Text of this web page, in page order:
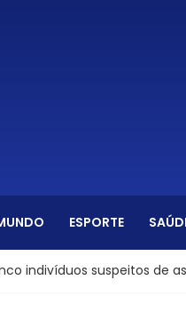
ESPORTE
suspeitos de assalto a